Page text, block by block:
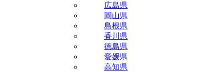
広島県
岡山県
島根県
香川県
徳島県
愛媛県
高知県